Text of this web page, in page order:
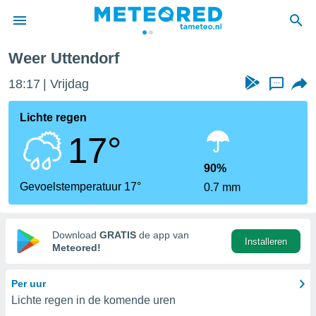
door
verstrekte
hoge
hebt de
voor
op basis
Weer Uttendorf
18:17 Vrijdag ...
Lichte regen
17°
Gevoelstemperatuur 17°
90%
0.7 mm
Download GRATIS de app van
Meteored!
Installeren
Per uur
Lichte regen in de komende uren